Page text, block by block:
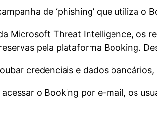
de ‘phishing’ que utiliza o
Microsoft Threat Intelligence, os
pela plataforma Booking.
credenciais e dados
o Booking por e-mail, os